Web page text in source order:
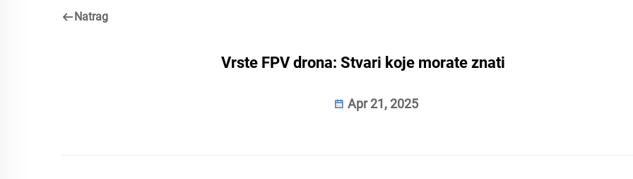
Natrag
Vrste FPV drona: Stvari koje morate znati
Apr 21, 2025